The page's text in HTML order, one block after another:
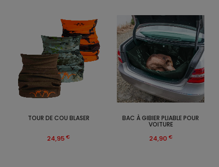
TOUR DE COU BLASER
24,95 €
BAC À GIBIER PLIABLE POUR
VOITURE
24,90 €